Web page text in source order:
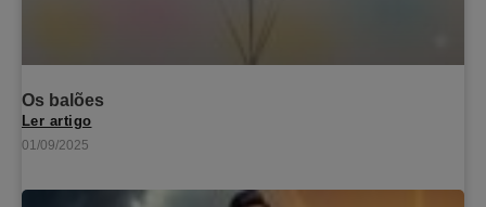
Os balões
Ler artigo
01/09/2025